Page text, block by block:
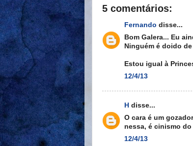
5 comentários:
Fernando disse...
Bom Galera... Eu
Ninguém é doido
Estou igual à
12/4/13
H disse...
O cara é um
nessa, é cinismo
12/4/13